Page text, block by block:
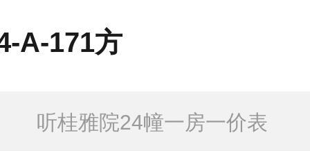
A-171方
听桂雅院24幢一房一价表